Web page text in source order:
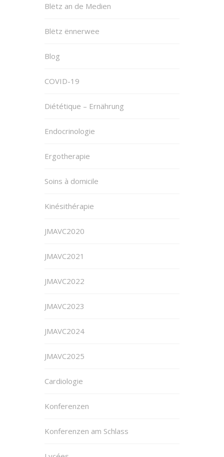
Blëtz an de Medien
Blëtz ënnerwee
Blog
COVID-19
Diététique – Ernährung
Endocrinologie
Ergotherapie
Soins à domicile
Kinésithérapie
JMAVC2020
JMAVC2021
JMAVC2022
JMAVC2023
JMAVC2024
JMAVC2025
Cardiologie
Konferenzen
Konferenzen am Schlass